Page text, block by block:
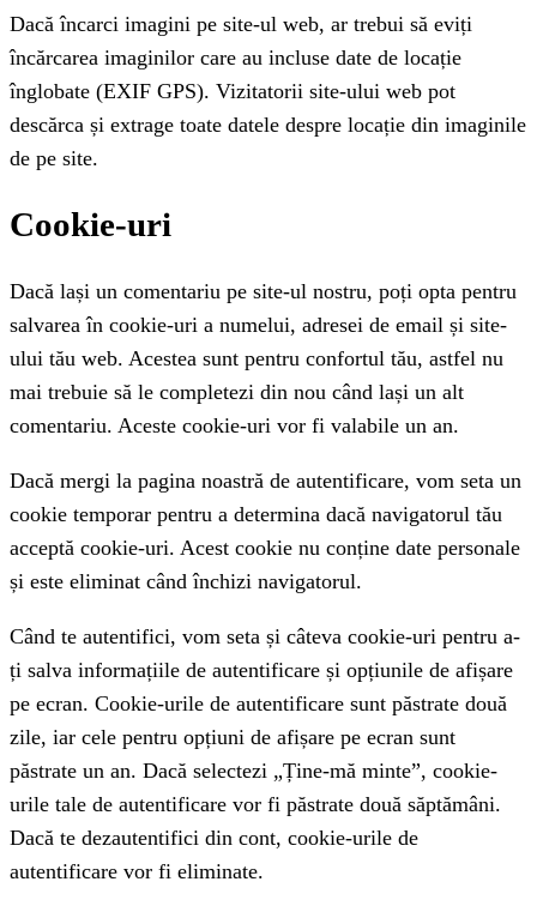
Dacă încarci imagini pe site-ul web, ar trebui să eviți
încărcarea imaginilor care au incluse date de locație
înglobate (EXIF GPS). Vizitatorii site-ului web pot
descărca și extrage toate datele despre locație din imaginile
de pe site.
Cookie-uri
Dacă lași un comentariu pe site-ul nostru, poți opta pentru
salvarea în cookie-uri a numelui, adresei de email și site-
ului tău web. Acestea sunt pentru confortul tău, astfel nu
mai trebuie să le completezi din nou când lași un alt
comentariu. Aceste cookie-uri vor fi valabile un an.
Dacă mergi la pagina noastră de autentificare, vom seta un
cookie temporar pentru a determina dacă navigatorul tău
acceptă cookie-uri. Acest cookie nu conține date personale
și este eliminat când închizi navigatorul.
Când te autentifici, vom seta și câteva cookie-uri pentru a-
ți salva informațiile de autentificare și opțiunile de afișare
pe ecran. Cookie-urile de autentificare sunt păstrate două
zile, iar cele pentru opțiuni de afișare pe ecran sunt
păstrate un an. Dacă selectezi „Ține-mă minte”, cookie-
urile tale de autentificare vor fi păstrate două săptămâni.
Dacă te dezautentifici din cont, cookie-urile de
autentificare vor fi eliminate.